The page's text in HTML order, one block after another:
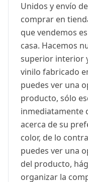
Unidos y envío
comprar en
que vendemos
casa. Hacemos
superior interior
vinilo fabricado
puedes ver una
producto, sólo
inmediatamente
acerca de su
color, de lo
puedes ver una
del producto,
organizar la